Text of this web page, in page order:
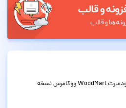
قالب فروشگاهی چندمنظوره وودمارت WoodMart ووکامرس نسخه